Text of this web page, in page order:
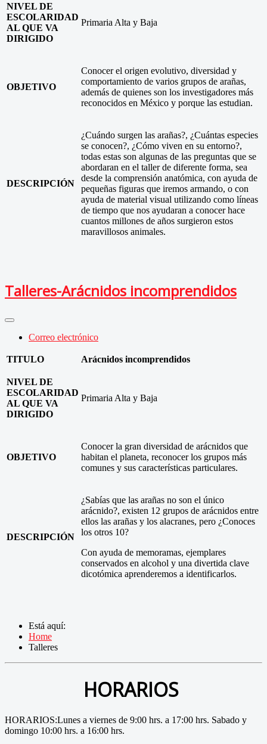
NIVEL DE
ESCOLARIDAD
AL QUE VA
DIRIGIDO
Primaria Alta y Baja
OBJETIVO
Conocer el origen evolutivo, diversidad y
comportamiento de varios grupos de arañas,
además de quienes son los investigadores más
reconocidos en México y porque las estudian.
DESCRIPCIÓN
¿Cuándo surgen las arañas?, ¿Cuántas especies
se conocen?, ¿Cómo viven en su entorno?,
todas estas son algunas de las preguntas que se
abordaran en el taller de diferente forma, sea
desde la comprensión anatómica, con ayuda de
pequeñas figuras que iremos armando, o con
ayuda de material visual utilizando como líneas
de tiempo que nos ayudaran a conocer hace
cuantos millones de años surgieron estos
maravillosos animales.
Talleres-Arácnidos incomprendidos
Correo electrónico
TITULO Arácnidos incomprendidos
NIVEL DE
ESCOLARIDAD
AL QUE VA
DIRIGIDO
Primaria Alta y Baja
OBJETIVO
Conocer la gran diversidad de arácnidos que
habitan el planeta, reconocer los grupos más
comunes y sus características particulares.
DESCRIPCIÓN
¿Sabías que las arañas no son el único
arácnido?, existen 12 grupos de arácnidos entre
ellos las arañas y los alacranes, pero ¿Conoces
los otros 10?
Con ayuda de memoramas, ejemplares
conservados en alcohol y una divertida clave
dicotómica aprenderemos a identificarlos.
Está aquí:
Home
Talleres
HORARIOS
HORARIOS:Lunes a viernes de 9:00 hrs. a 17:00 hrs. Sabado y
domingo 10:00 hrs. a 16:00 hrs.